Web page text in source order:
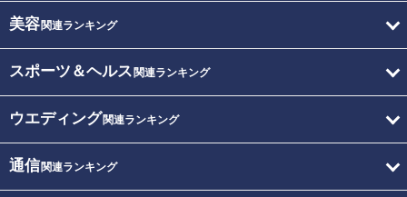
美容関連ランキング
スポーツ＆ヘルス 関連ランキング
ウエディング関連ランキング
通信関連ランキング